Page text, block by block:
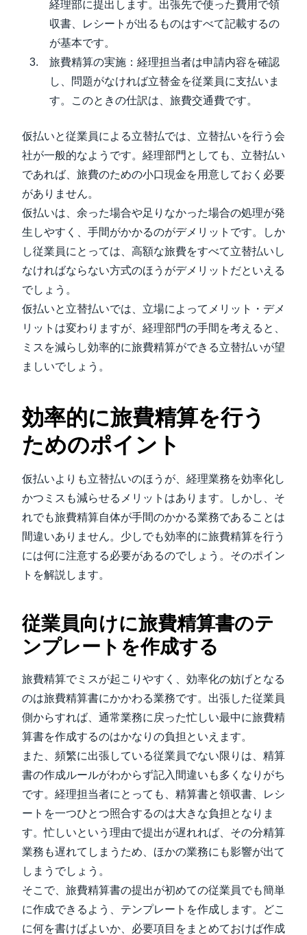
経理部に提出します。出張先で使った費用で領
収書、レシートが出るものはすべて記載するの
が基本です。
旅費精算の実施：経理担当者は申請内容を確認
し、問題がなければ立替金を従業員に支払いま
す。このときの仕訳は、旅費交通費です。
仮払いと従業員による立替払では、立替払いを行う会
社が一般的なようです。経理部門としても、立替払い
であれば、旅費のための小口現金を用意しておく必要
がありません。
仮払いは、余った場合や足りなかった場合の処理が発
生しやすく、手間がかかるのがデメリットです。しか
し従業員にとっては、高額な旅費をすべて立替払いし
なければならない方式のほうがデメリットだといえる
でしょう。
仮払いと立替払いでは、立場によってメリット・デメ
リットは変わりますが、経理部門の手間を考えると、
ミスを減らし効率的に旅費精算ができる立替払いが望
ましいでしょう。
効率的に旅費精算を行う
ためのポイント
仮払いよりも立替払いのほうが、経理業務を効率化し
かつミスも減らせるメリットはあります。しかし、そ
れでも旅費精算自体が手間のかかる業務であることは
間違いありません。少しでも効率的に旅費精算を行う
には何に注意する必要があるのでしょう。そのポイン
トを解説します。
従業員向けに旅費精算書のテ
ンプレートを作成する
旅費精算でミスが起こりやすく、効率化の妨げとなる
のは旅費精算書にかかわる業務です。出張した従業員
側からすれば、通常業務に戻った忙しい最中に旅費精
算書を作成するのはかなりの負担といえます。
また、頻繁に出張している従業員でない限りは、精算
書の作成ルールがわからず記入間違いも多くなりがち
です。経理担当者にとっても、精算書と領収書、レシ
ートを一つひとつ照合するのは大きな負担となりま
す。忙しいという理由で提出が遅れれば、その分精算
業務も遅れてしまうため、ほかの業務にも影響が出て
しまうでしょう。
そこで、旅費精算書の提出が初めての従業員でも簡単
に作成できるよう、テンプレートを作成します。どこ
に何を書けばよいか、必要項目をまとめておけば作成